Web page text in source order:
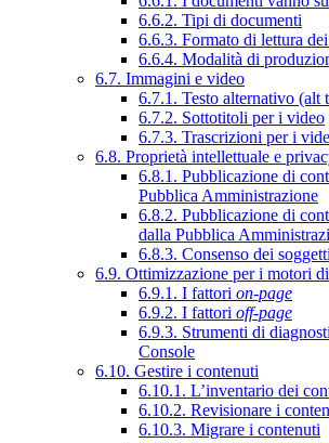
6.6.2. Tipi di documenti
6.6.3. Formato di lettura
6.6.4. Modalità di
6.7. Immagini e video
6.7.1. Testo alternativo (alt
6.7.2. Sottotitoli per i video
6.7.3. Trascrizioni per i
6.8. Proprietà intellettuale e
6.8.1. Pubblicazione di
Pubblica Amministrazione
6.8.2. Pubblicazione di
dalla Pubblica
6.8.3. Consenso dei
6.9. Ottimizzazione per i motori
6.9.1. I fattori on-page
6.9.2. I fattori off-page
6.9.3. Strumenti di
Console
6.10. Gestire i contenuti
6.10.1. L’inventario dei
6.10.2. Revisionare i
6.10.3. Migrare i contenuti